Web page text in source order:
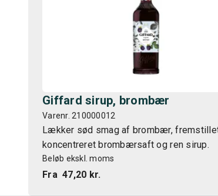
Giffard sirup, brombær
Varenr. 210000012
Lækker sød smag af brombær,
koncentreret brombærsaft og ren sirup.
Beløb ekskl. moms
Fra 47,20 kr.